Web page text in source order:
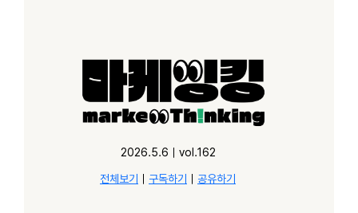
2026.5.6｜vol.162
전체보기 ｜ 구독하기 ｜ 공유하기